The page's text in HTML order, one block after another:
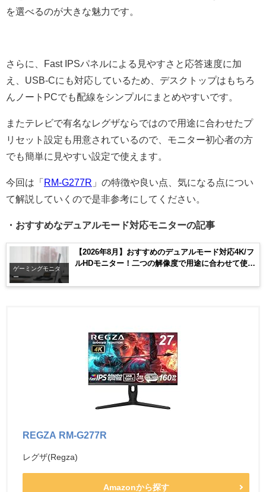
を選べるのが大きな魅力です。
さらに、Fast IPSパネルによる見やすさと応答速度に加
え、USB-Cにも対応しているため、デスクトップはもちろ
んノートPCでも配線をシンプルにまとめやすいです。
またテレビで有名なレグザならではので用途に合わせたプ
リセット設定も用意されているので、モニター初心者の方
でも簡単に見やすい設定で使えます。
今回は「 RM-G277R 」の特徴や良い点、気になる点につい
て解説していくので是非参考にしてください。
・おすすめなデュアルモード対応モニターの記事
ゲーミングモニタ
ー
【2026年8月】おすすめのデュアルモード対応4K/フ
ルHDモニター！二つの解像度で用途に合わせて使い
REGZA RM-G277R
レグザ(Regza)
Amazonから探す